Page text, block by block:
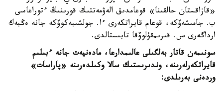
«قازاقستان حالقىنا» قوعامدىق الەۋمەتتىك قورىنىڭ ءتوراعاسى
ب. جامىشەۆكە، قوعام قايراتكەرى ءا. جولشىبەكوۆكە جانە ەڭبەك
ارداگەرى س. قىرىمقۇلوۆقا تابىستالدى.
سونىمەن قاتار بەلگىلى عالىمدارعا، مادەنيەت جانە ءبىلىم
قايراتكەرلەرىنە، وندىرىستىك سالا وكىلدەرىنە «پاراسات»
وردەنى بەرىلدى: